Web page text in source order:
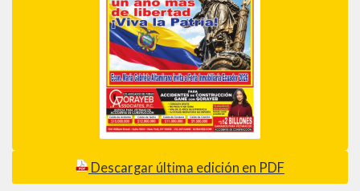
Descargar última edición en PDF